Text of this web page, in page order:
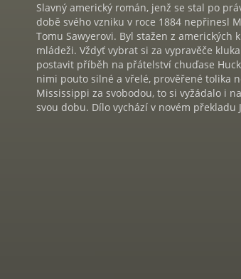
Slavný americký román, jenž se stal po
době svého vzniku v roce 1884 nepřinesl
Tomu Sawyerovi. Byl stažen z
mládeži. Vždyť vybrat si za vypravěče
postavit příběh na přátelství chuďase
nimi pouto silné a vřelé, prověřené tolika
Mississippi za svobodou, to si vyžádalo i
svou dobu. Dílo vychází v novém překladu